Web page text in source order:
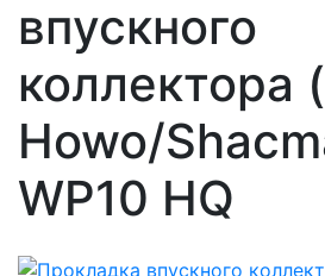
впускного
коллектора
Howo/
WP10 HQ